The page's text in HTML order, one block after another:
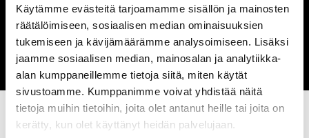
Käytämme evästeitä tarjoamamme sisällön ja mainosten
räätälöimiseen, sosiaalisen median ominaisuuksien
tukemiseen ja kävijämäärämme analysoimiseen. Lisäksi
jaamme sosiaalisen median, mainosalan ja analytiikka-
alan kumppaneillemme tietoja siitä, miten käytät
sivustoamme. Kumppanimme voivat yhdistää näitä
tietoja muihin tietoihin, joita olet antanut heille tai joita on
kerätty, kun olet käyttänyt heidän palvelujaan.
-10% ma-ke.) Koululaisille tai
opiskelijakortilla.
36 €